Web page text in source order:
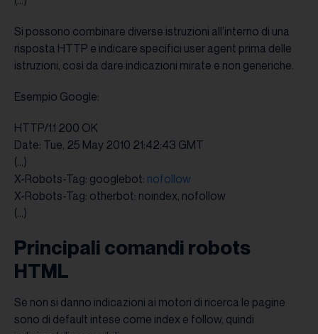
Si possono combinare diverse istruzioni all’interno di una
risposta HTTP e indicare specifici user agent prima delle
istruzioni, così da dare indicazioni mirate e non generiche.
Esempio Google:
HTTP/1.1 200 OK
Date: Tue, 25 May 2010 21:42:43 GMT
(…)
X-Robots-Tag: googlebot: nofollow
X-Robots-Tag: otherbot: noindex, nofollow
(…)
Principali comandi robots
HTML
Se non si danno indicazioni ai motori di ricerca le pagine
sono di default intese come index e follow, quindi